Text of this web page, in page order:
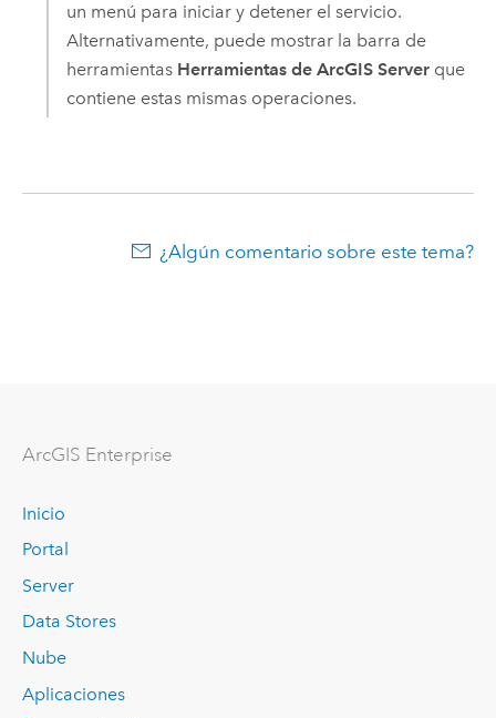
un menú para iniciar y detener el servicio.
Alternativamente, puede mostrar la barra de
herramientas Herramientas de ArcGIS Serverque
contiene estas mismas operaciones.
¿Algún comentario sobre este tema?
ArcGIS Enterprise
Inicio
Portal
Server
Data Stores
Nube
Aplicaciones